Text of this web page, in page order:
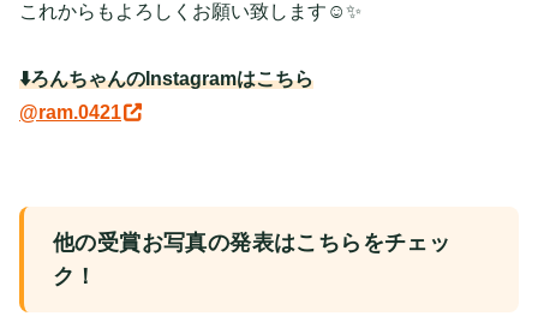
これからもよろしくお願い致します☺️✨
⬇️ろんちゃんのInstagramはこちら
@ram.0421
他の受賞お写真の発表はこちらをチェッ
ク！